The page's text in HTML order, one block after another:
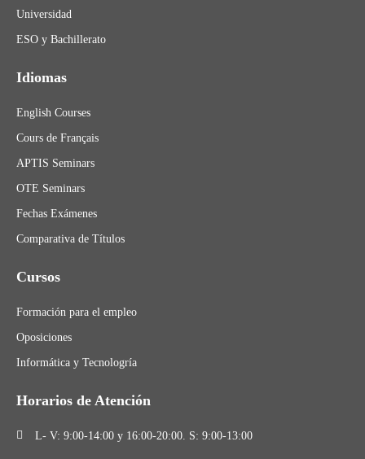
Universidad
ESO y Bachillerato
Idiomas
English Courses
Cours de Français
APTIS Seminars
OTE Seminars
Fechas Exámenes
Comparativa de Títulos
Cursos
Formación para el empleo
Oposiciones
Informática y Tecnologría
Horarios de Atención
L- V: 9:00-14:00 y 16:00-20:00. S: 9:00-13:00